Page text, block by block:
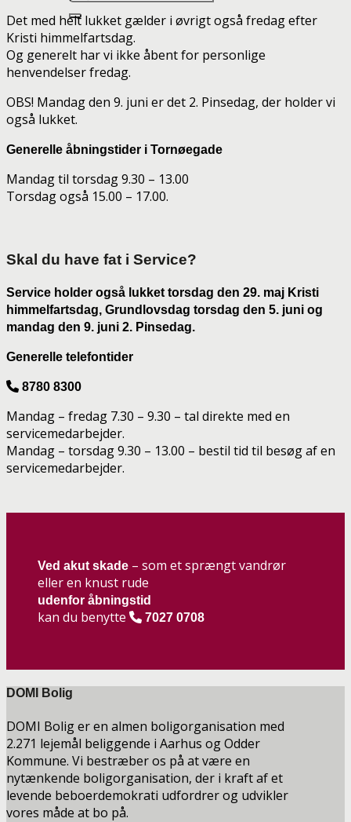
Det med helt lukket gælder i øvrigt også fredag efter
Kristi himmelfartsdag.
Og generelt har vi ikke åbent for personlige
henvendelser fredag.
OBS! Mandag den 9. juni er det 2. Pinsedag, der holder vi
også lukket.
Generelle åbningstider i Tornøegade
Mandag til torsdag 9.30 – 13.00
Torsdag også 15.00 – 17.00.
Skal du have fat i Service?
Service holder også lukket torsdag den 29. maj Kristi
himmelfartsdag, Grundlovsdag torsdag den 5. juni og
mandag den 9. juni 2. Pinsedag.
Generelle telefontider
8780 8300
Mandag – fredag 7.30 – 9.30 – tal direkte med en
servicemedarbejder.
Mandag – torsdag 9.30 – 13.00 – bestil tid til besøg af en
servicemedarbejder.
Ved akut skade – som et sprængt vandrør
eller en knust rude
udenfor åbningstid
kan du benytte 7027 0708
DOMI Bolig
DOMI Bolig er en almen boligorganisation med
2.271 lejemål beliggende i Aarhus og Odder
Kommune. Vi bestræber os på at være en
nytænkende boligorganisation, der i kraft af et
levende beboerdemokrati udfordrer og udvikler
vores måde at bo på.